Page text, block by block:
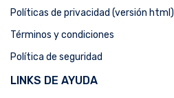
Políticas de privacidad (versión html)
Términos y condiciones
Política de seguridad
LINKS DE AYUDA